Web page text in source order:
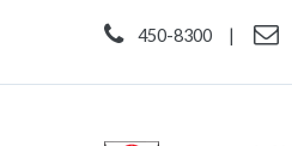
450-8300 |